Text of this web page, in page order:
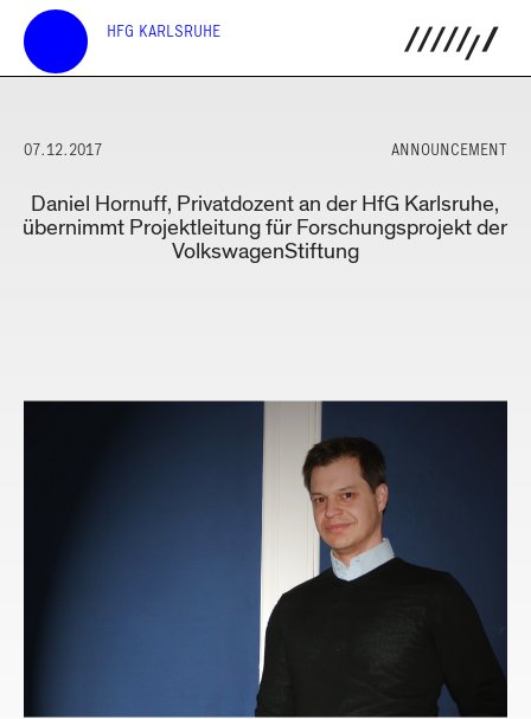
HFG KARLSRUHE
07.12.2017 ANNOUNCEMENT
Daniel Hornuff, Privatdozent an der HfG Karlsruhe,
übernimmt Projektleitung für Forschungsprojekt der
VolkswagenStiftung